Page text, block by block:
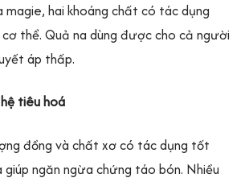
magie, hai khoáng chất có tác dụng
thể. Quả na dùng được cho cả người
áp thấp.
tiêu hoá
đồng và chất xơ có tác dụng tốt
ngăn ngừa chứng táo bón. Nhiều